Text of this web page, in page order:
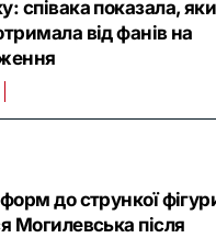
співака показала,
від фанів на
до стрункої
Могилевська після